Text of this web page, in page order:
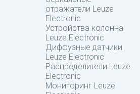
отражатели Leuze
Electronic
Устройства колонна
Leuze Electronic
Диффузные датчики
Leuze Electronic
Распределители Leuze
Electronic
Мониторинг Leuze